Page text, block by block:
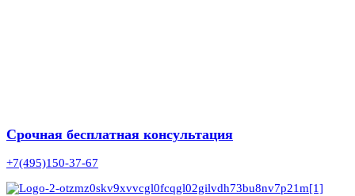
Срочная бесплатная консультация
+7(495)150-37-67